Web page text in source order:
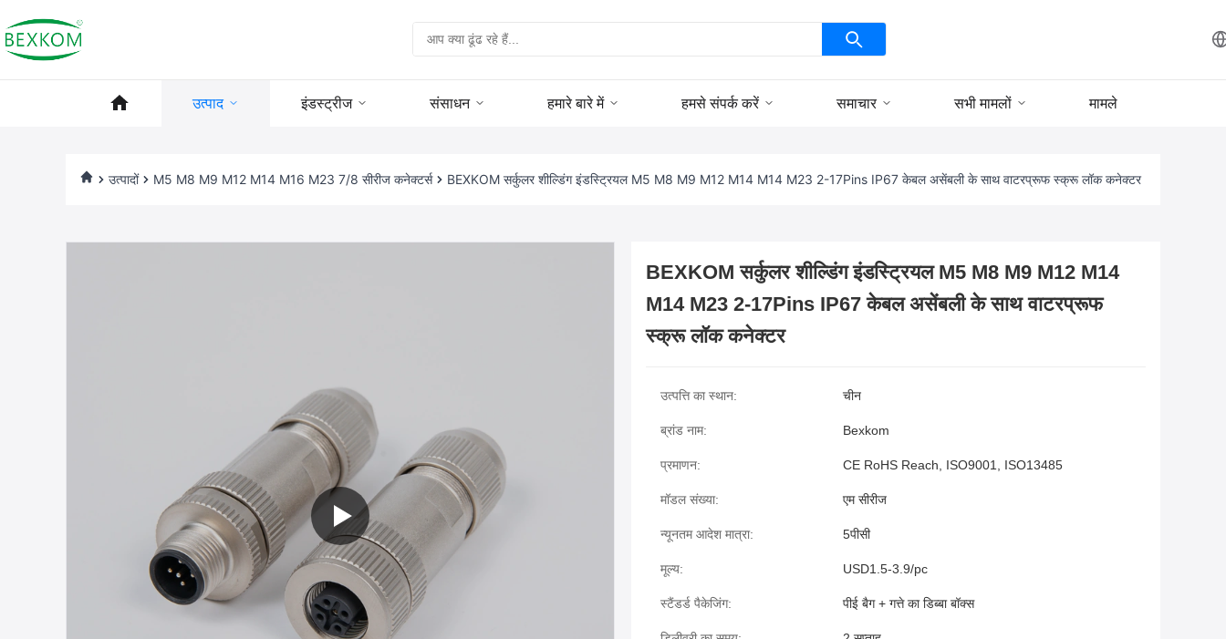
उत्पाद इंडस्ट्रीज संसाधन हमारे बारे में हमसे संपर्क करें समाचार सभी मामलों मामले
उत्पादों M5 M8 M9 M12 M14 M16 M23 7/8 सीरीज कनेक्टर्स BEXKOM सर्कुलर शील्डिंग इंडस्ट्रियल M5 M8 M9 M12 M14 M14 M23 2-17Pins IP67 केबल असेंबली के साथ वाटरप्रूफ स्क्रू लॉक कनेक्टर
BEXKOM सर्कुलर शील्डिंग इंडस्ट्रियल M5 M8 M9 M12 M14
M14 M23 2-17Pins IP67 केबल असेंबली के साथ वाटरप्रूफ
स्क्रू लॉक कनेक्टर
उत्पत्ति का स्थान: चीन
ब्रांड नाम: Bexkom
प्रमाणन: CE RoHS Reach, ISO9001, ISO13485
मॉडल संख्या: एम सीरीज
न्यूनतम आदेश मात्रा: 5पीसी
मूल्य: USD1.5-3.9/pc
स्टैंडर्ड पैकेजिंग: पीई बैग + गत्ते का डिब्बा बॉक्स